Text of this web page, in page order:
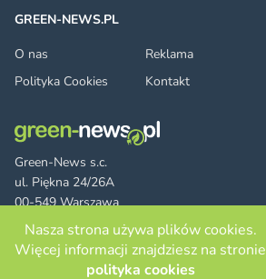
Green-News s.c.
ul. Piękna 24/26A
00-549 Warszawa
FacebookTwitter LinkedIn
RSS
© 2026 green-news.pl. All rights reserved.
GREEN-NEWS.PL
O nas
Reklama
Polityka Cookies
Kontakt
Nasza strona używa plików cookies.
Więcej informacji znajdziesz na stronie
polityka cookies